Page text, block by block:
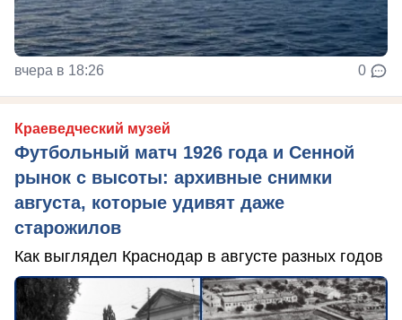
вчера в 18:26 0
Краеведческий музей
Футбольный матч 1926 года и Сенной
рынок с высоты: архивные снимки
августа, которые удивят даже
старожилов
Как выглядел Краснодар в августе разных годов